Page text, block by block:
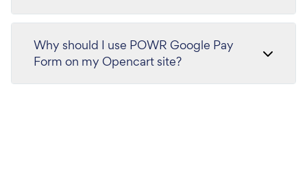
Why should I use POWR Google Pay
Form on my Opencart site?